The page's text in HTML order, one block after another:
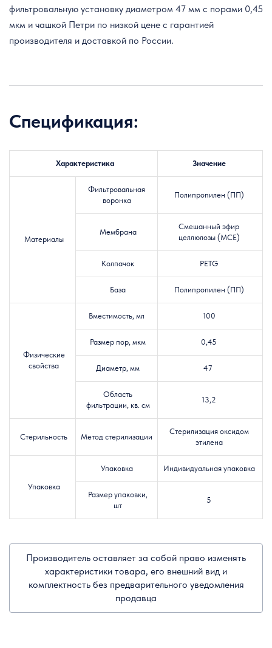
фильтровальную установку диаметром 47 мм с порами 0,45
мкм и чашкой Петри по низкой цене с гарантией
производителя и доставкой по России.
Спецификация:
Характеристика Значение
Материалы
Фильтровальная
воронка
Полипропилен (ПП)
Мембрана
Смешанный эфир
целлюлозы (MCE)
Колпачок PETG
База Полипропилен (ПП)
Физические
свойства
Вместимость, мл 100
Размер пор, мкм 0,45
Диаметр, мм 47
Область
фильтрации, кв. см
13,2
Стерильность Метод стерилизации
Стерилизация оксидом
этилена
Упаковка
Упаковка Индивидуальная упаковка
Размер упаковки,
шт
5
Производитель оставляет за собой право изменять
характеристики товара, его внешний вид и
комплектность без предварительного уведомления
продавца